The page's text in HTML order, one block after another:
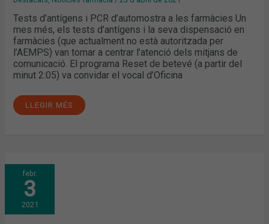
Tests d’antígens i PCR d’automostra a les farmàcies Un
mes més, els tests d’antígens i la seva dispensació en
farmàcies (que actualment no està autoritzada per
l’AEMPS) van tornar a centrar l’atenció dels mitjans de
comunicació. El programa Reset de betevé (a partir del
minut 2:05) va convidar el vocal d’Oficina
LLEGIR MÉS
febr.
3
2021
EL
CCFC
ADVERTEIX
DEL
RISC
QUE
SUPOSA